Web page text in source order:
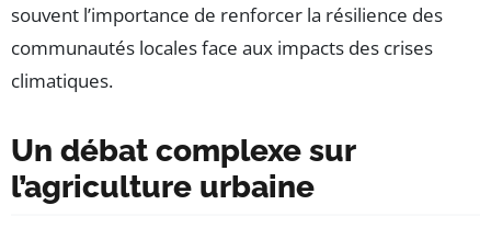
souvent l’importance de renforcer la résilience des
communautés locales face aux impacts des crises
climatiques.
Un débat complexe sur
l’agriculture urbaine